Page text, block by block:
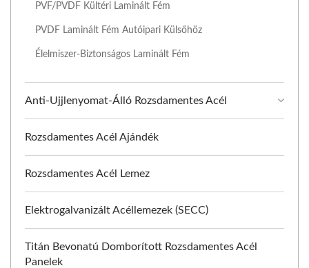
PVF/PVDF Kültéri Laminált Fém
PVDF Laminált Fém Autóipari Külsőhöz
Élelmiszer-Biztonságos Laminált Fém
Anti-Ujjlenyomat-Álló Rozsdamentes Acél
Rozsdamentes Acél Ajándék
Rozsdamentes Acél Lemez
Elektrogalvanizált Acéllemezek (SECC)
Titán Bevonatú Domborított Rozsdamentes Acél
Panelek